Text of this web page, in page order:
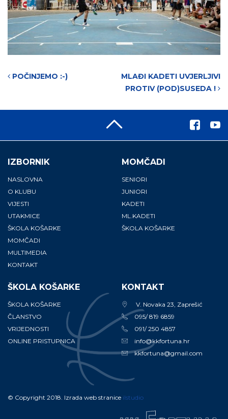
Post navigation
POČINJEMO :-)
MLAĐI KADETI UVJERLJIVI
PROTIV (POD)SUSEDA !
IZBORNIK
NASLOVNA
O KLUBU
VIJESTI
UTAKMICE
ŠKOLA KOŠARKE
MOMČADI
MULTIMEDIA
KONTAKT
MOMČADI
SENIORI
JUNIORI
KADETI
ML.KADETI
ŠKOLA KOŠARKE
ŠKOLA KOŠARKE
ŠKOLA KOŠARKE
ČLANSTVO
VRIJEDNOSTI
ONLINE PRISTUPNICA
KONTAKT
V. Novaka 23, Zaprešić
095/ 819 6859
091/ 250 4857
info@kkfortuna.hr
kkfortuna@gmail.com
© Copyright 2018. Izrada web stranice ilstudio